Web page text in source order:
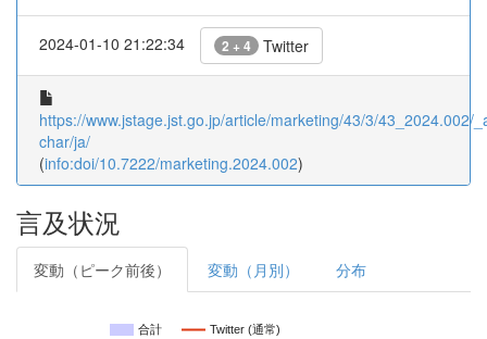
2024-01-10 21:22:34 2 + 4 Twitter
https://www.jstage.jst.go.jp/article/marketing/43/3/43_2024.002/
char/ja/
(info:doi/10.7222/marketing.2024.002)
言及状況
変動（ピーク前後） 変動（月別） 分布
合計 Twitter (通常)